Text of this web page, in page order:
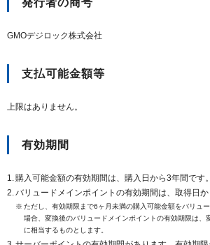
WHOIS検索
ドメイン・ホスティングOEM
ドメインコンシェルジュ
Value Domain Analyzer
おすすめ One レンタルサーバーを含む最
発行者の商号
GMOデジロック株式会社
支払可能金額等
上限はありません。
有効期間
購入可能金額の有効期間は、購入日から3年間です。
バリュードメインポイントの有効期間は、取得日か
ただし、有効期限まで6ヶ月未満の購入可能金額をバリュ
場合、変換後のバリュードメインポイントの有効期限は、
に相当するものとします。